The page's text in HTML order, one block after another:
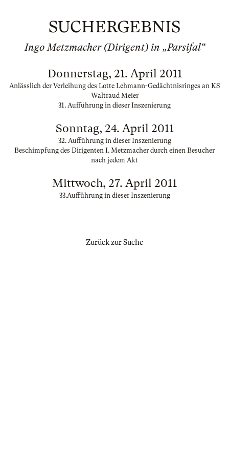
SUCHERGEBNIS
Ingo Metzmacher (Dirigent) in „Parsifal“
Donnerstag, 21. April 2011
Anlässlich der Verleihung des Lotte Lehmann-Gedächtnisringes an KS
Waltraud Meier
31. Aufführung in dieser Inszenierung
Sonntag, 24. April 2011
32. Aufführung in dieser Inszenierung
Beschimpfung des Dirigenten I. Metzmacher durch einen Besucher
nach jedem Akt
Mittwoch, 27. April 2011
33.Aufführung in dieser Inszenierung
Zurück zur Suche